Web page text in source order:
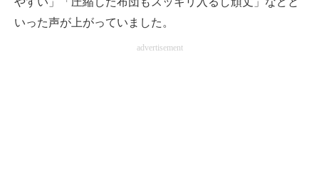
いった声が上がっていました。
advertisement